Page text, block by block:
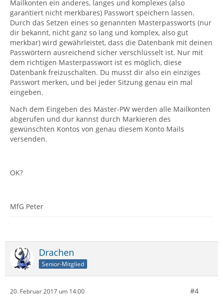
Mailkonten ein anderes, langes und komplexes (also
garantiert nicht merkbares) Passwort speichern lassen.
Durch das Setzen eines so genannten Masterpassworts (nur
dir bekannt, nicht ganz so lang und komplex, also gut
merkbar) wird gewährleistet, dass die Datenbank mit deinen
Passwörtern ausreichend sicher verschlüsselt ist. Nur mit
dem richtigen Masterpasswort ist es möglich, diese
Datenbank freizuschalten. Du musst dir also ein einziges
Passwort merken, und bei jeder Sitzung genau ein mal
eingeben.
Nach dem Eingeben des Master-PW werden alle Mailkonten
abgerufen und dur kannst durch Markieren des
gewünschten Kontos von genau diesem Konto Mails
versenden.
OK?
MfG Peter
Drachen
Senior-Mitglied
20. Februar 2017 um 14:00 #4